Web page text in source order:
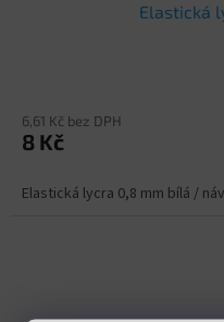
Elastická
6,61 Kč bez DPH
8 Kč
Elastická lycra 0,8 mm bílá /